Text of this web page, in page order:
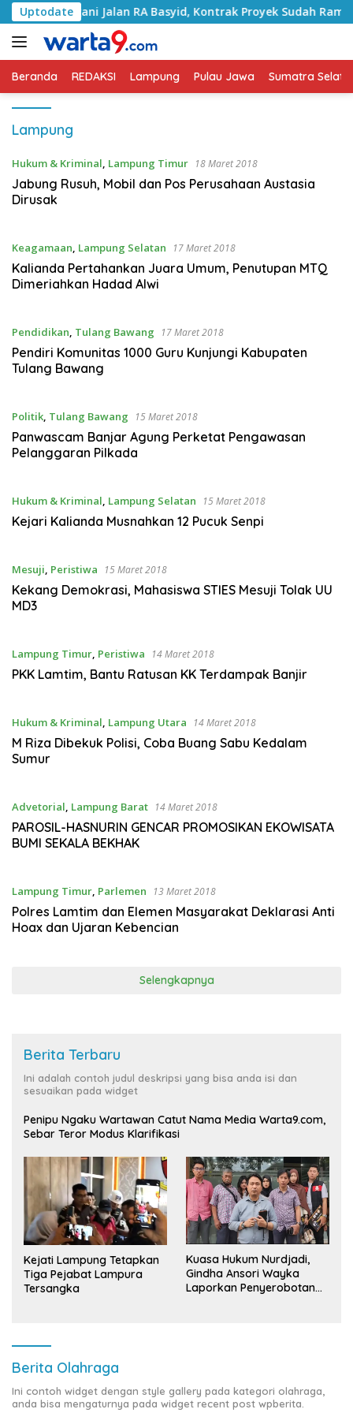
Langsung
ke
konten
UptodateJalan RA Basyid, Kontrak Proyek Sudah Rampung
Beranda REDAKSI Lampung Pulau Jawa Sumatra
Lampung
Hukum & Kriminal, Lampung Timur 18 Maret 2018
Jabung Rusuh, Mobil dan Pos Perusahaan Austasia
Dirusak
Keagamaan, Lampung Selatan 17 Maret 2018
Kalianda Pertahankan Juara Umum, Penutupan MTQ
Dimeriahkan Hadad Alwi
Pendidikan, Tulang Bawang 17 Maret 2018
Pendiri Komunitas 1000 Guru Kunjungi Kabupaten
Tulang Bawang
Politik, Tulang Bawang 15 Maret 2018
Panwascam Banjar Agung Perketat Pengawasan
Pelanggaran Pilkada
Hukum & Kriminal, Lampung Selatan 15 Maret 2018
Kejari Kalianda Musnahkan 12 Pucuk Senpi
Mesuji, Peristiwa 15 Maret 2018
Kekang Demokrasi, Mahasiswa STIES Mesuji Tolak UU
MD3
Lampung Timur, Peristiwa 14 Maret 2018
PKK Lamtim, Bantu Ratusan KK Terdampak Banjir
Hukum & Kriminal, Lampung Utara 14 Maret 2018
M Riza Dibekuk Polisi, Coba Buang Sabu Kedalam
Sumur
Advetorial, Lampung Barat 14 Maret 2018
PAROSIL-HASNURIN GENCAR PROMOSIKAN EKOWISATA
BUMI SEKALA BEKHAK
Lampung Timur, Parlemen 13 Maret 2018
Polres Lamtim dan Elemen Masyarakat Deklarasi Anti
Hoax dan Ujaran Kebencian
Selengkapnya
Berita Terbaru
Ini adalah contoh judul deskripsi yang bisa anda isi dan
sesuaikan pada widget
Penipu Ngaku Wartawan Catut Nama Media Warta9.com,
Sebar Teror Modus Klarifikasi
Kejati Lampung Tetapkan
Tiga Pejabat Lampura
Tersangka
Kuasa Hukum Nurdjadi,
Gindha Ansori Wayka
Laporkan Penyerobotan
Berita Olahraga
Ini contoh widget dengan style gallery pada kategori olahraga,
anda bisa mengaturnya pada widget recent post wpberita.